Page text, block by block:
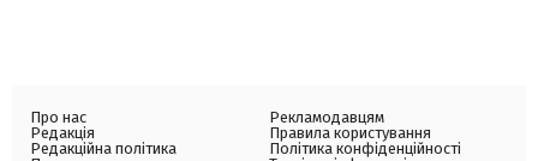
Про нас
Редакція
Редакційна політика
Рекламодавцям
Правила користування
Політика конфіденційності